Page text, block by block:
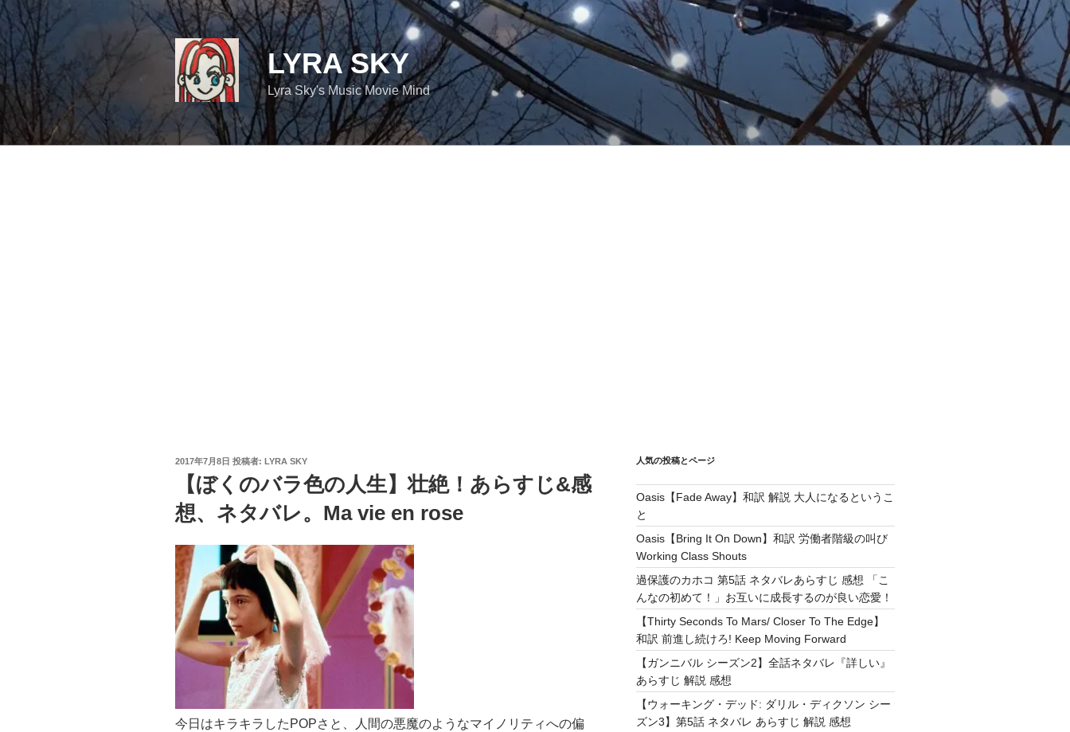
コ
テ
ン
ツ
へ
ス
キ
LYRA SKY
Lyra Sky's Music Movie Mind
投
2017年7月8日 投稿者: LYRA SKY
【ぼくのバラ色の人生】壮絶！あらすじ&感
想、ネタバレ。Ma vie en rose
今日はキラキラしたPOPさと、人間の悪魔のようなマイノリティへの偏
人気の投稿とページ
Oasis【Fade Away】和訳 解説 大人になるというこ
と
Oasis【Bring It On Down】和訳 労働者階級の叫び
Working Class Shouts
過保護のカホコ 第5話 ネタバレあらすじ 感想 「こ
んなの初めて！」お互いに成長するのが良い恋愛！
【Thirty Seconds To Mars/ Closer To The Edge】
和訳 前進し続けろ! Keep Moving Forward
【ガンニバル シーズン2】全話ネタバレ『詳しい』
あらすじ 解説 感想
【ウォーキング・デッド: ダリル・ディクソン シー
ズン3】第5話 ネタバレ あらすじ 解説 感想